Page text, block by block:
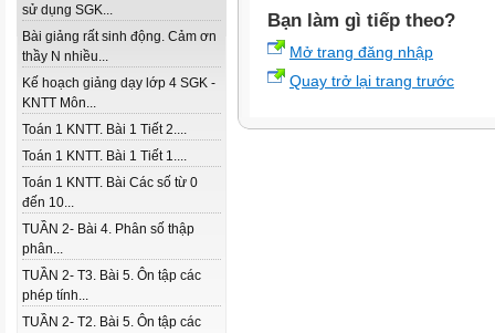
sử dụng SGK...
Bài giảng rất sinh động. Cảm ơn
thầy N nhiều...
Kế hoạch giảng dạy lớp 4 SGK -
KNTT Môn...
Toán 1 KNTT. Bài 1 Tiết 2....
Toán 1 KNTT. Bài 1 Tiết 1....
Toán 1 KNTT. Bài Các số từ 0
đến 10...
TUẦN 2- Bài 4. Phân số thập
phân...
TUẦN 2- T3. Bài 5. Ôn tập các
phép tính...
TUẦN 2- T2. Bài 5. Ôn tập các
Bạn làm gì tiếp theo?
Mở trang đăng nhập
Quay trở lại trang trước